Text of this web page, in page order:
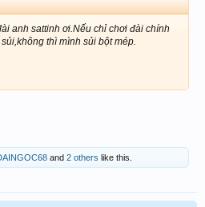
anh sattinh ơi.Nếu chỉ chơi đài chính
thì mình sủi bột mép.
and 2 others like this.